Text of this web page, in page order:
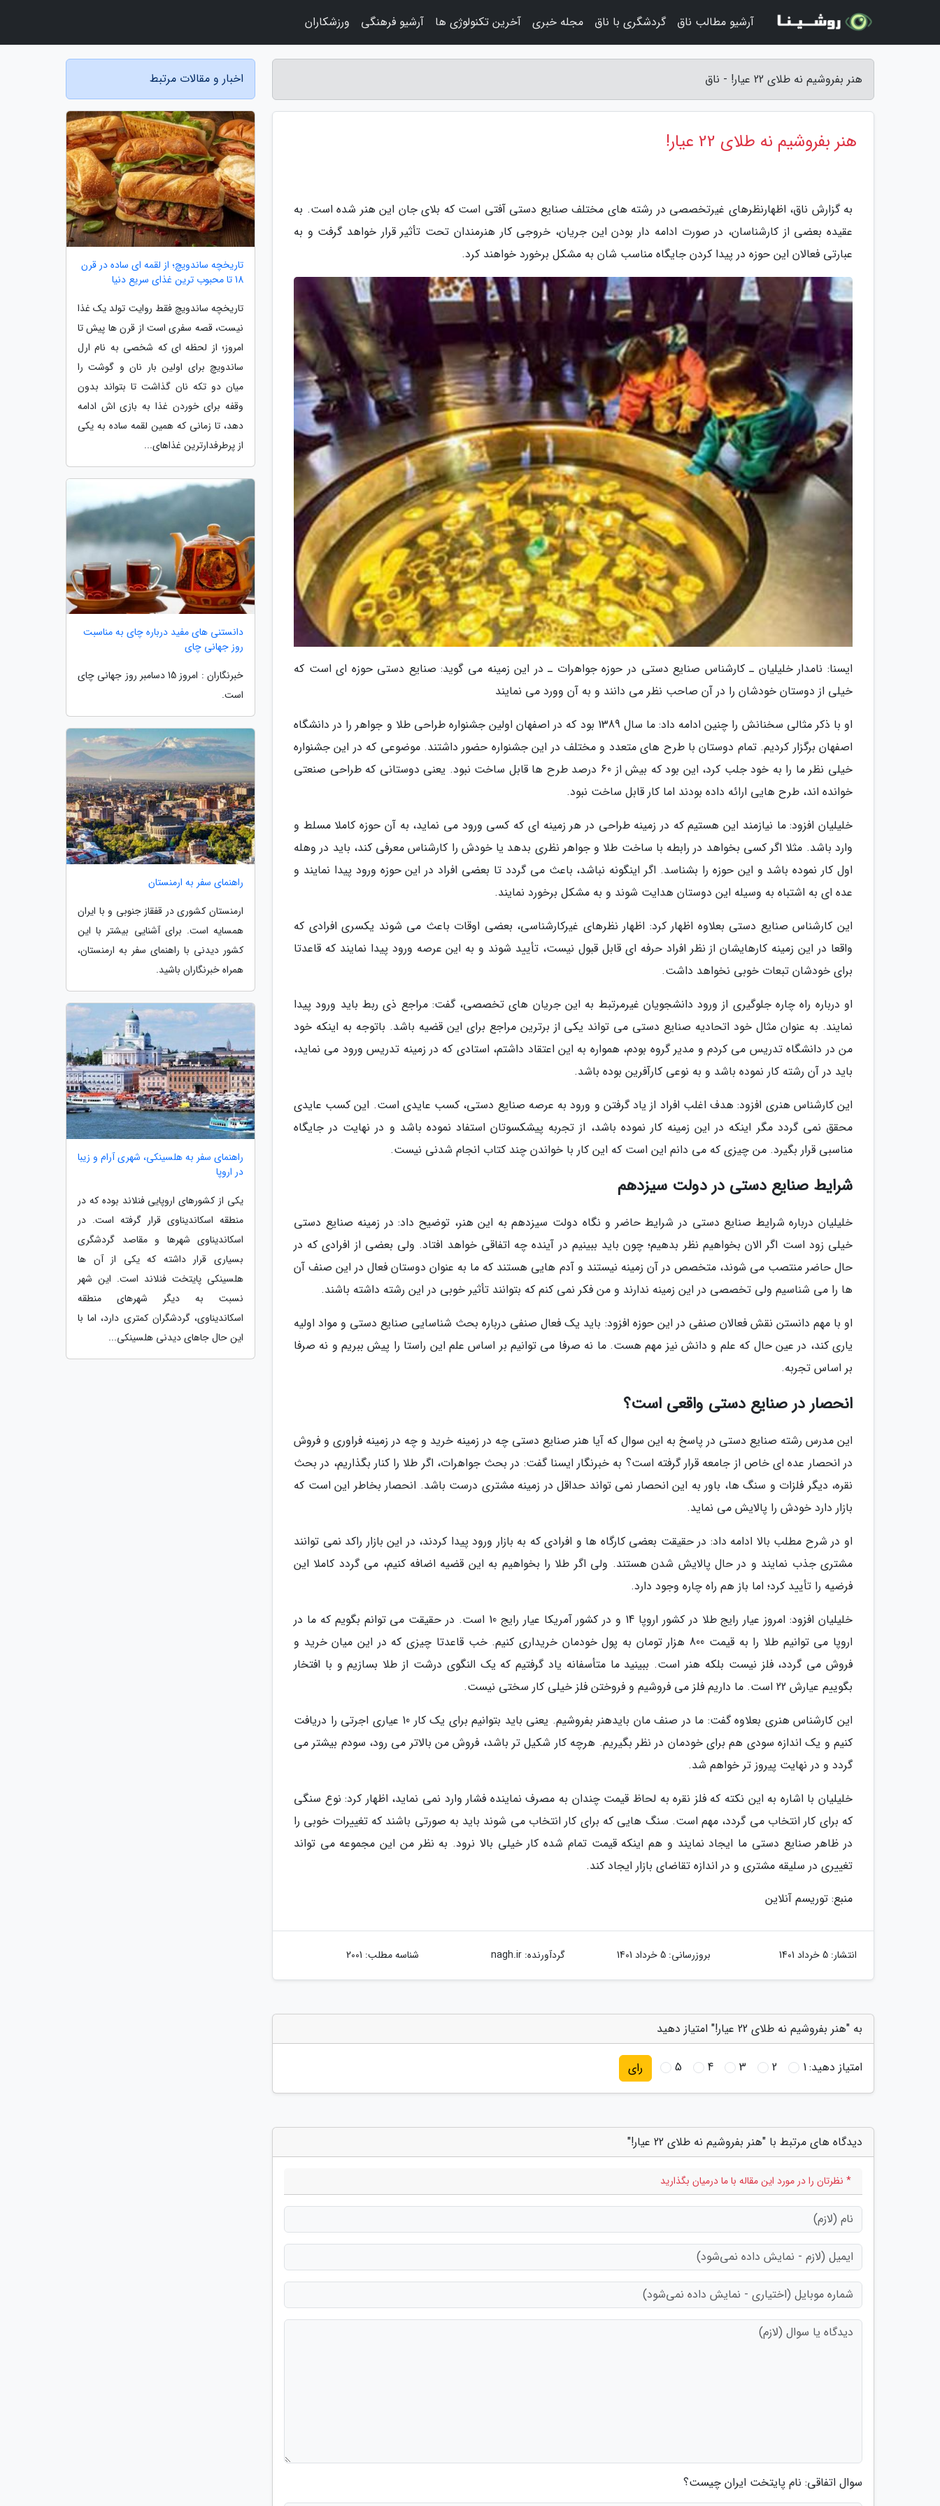
هنر بفروشیم نه طلای 22 عیار! - ناق
هنر بفروشیم نه طلای 22 عیار!
به گزارش ناق، اظهارنظرهای غیرتخصصی در رشته های مختلف صنایع دستی آفتی است که بلای جان این هنر شده است. به
عقیده بعضی از کارشناسان، در صورت ادامه دار بودن این جریان، خروجی کار هنرمندان تحت تأثیر قرار خواهد گرفت و به
عبارتی فعالان این حوزه در پیدا کردن جایگاه مناسب شان به مشکل برخورد خواهند کرد.
ایسنا: نامدار خلیلیان ـ کارشناس صنایع دستی در حوزه جواهرات ـ در این زمینه می گوید: صنایع دستی حوزه ای است که
خیلی از دوستان خودشان را در آن صاحب نظر می دانند و به آن وورد می نمایند
او با ذکر مثالی سخنانش را چنین ادامه داد: ما سال 1389 بود که در اصفهان اولین جشنواره طراحی طلا و جواهر را در دانشگاه
اصفهان برگزار کردیم. تمام دوستان با طرح های متعدد و مختلف در این جشنواره حضور داشتند. موضوعی که در این جشنواره
خیلی نظر ما را به خود جلب کرد، این بود که بیش از 60 درصد طرح ها قابل ساخت نبود. یعنی دوستانی که طراحی صنعتی
خوانده اند، طرح هایی ارائه داده بودند اما کار قابل ساخت نبود.
خلیلیان افزود: ما نیازمند این هستیم که در زمینه طراحی در هر زمینه ای که کسی ورود می نماید، به آن حوزه کاملا مسلط و
وارد باشد. مثلا اگر کسی بخواهد در رابطه با ساخت طلا و جواهر نظری بدهد یا خودش را کارشناس معرفی کند، باید در وهله
اول کار نموده باشد و این حوزه را بشناسد. اگر اینگونه نباشد، باعث می گردد تا بعضی افراد در این حوزه ورود پیدا نمایند و
عده ای به اشتباه به وسیله این دوستان هدایت شوند و به مشکل برخورد نمایند.
این کارشناس صنایع دستی بعلاوه اظهار کرد: اظهار نظرهای غیرکارشناسی، بعضی اوقات باعث می شوند یکسری افرادی که
واقعا در این زمینه کارهایشان از نظر افراد حرفه ای قابل قبول نیست، تأیید شوند و به این عرصه ورود پیدا نمایند که قاعدتا
برای خودشان تبعات خوبی نخواهد داشت.
او درباره راه چاره جلوگیری از ورود دانشجویان غیرمرتبط به این جریان های تخصصی، گفت: مراجع ذی ربط باید ورود پیدا
نمایند. به عنوان مثال خود اتحادیه صنایع دستی می تواند یکی از برترین مراجع برای این قضیه باشد. باتوجه به اینکه خود
من در دانشگاه تدریس می کردم و مدیر گروه بودم، همواره به این اعتقاد داشتم، استادی که در زمینه تدریس ورود می نماید،
باید در آن رشته کار نموده باشد و به نوعی کارآفرین بوده باشد.
این کارشناس هنری افزود: هدف اغلب افراد از یاد گرفتن و ورود به عرصه صنایع دستی، کسب عایدی است. این کسب عایدی
محقق نمی گردد مگر اینکه در این زمینه کار نموده باشد، از تجربه پیشکسوتان استفاد نموده باشد و در نهایت در جایگاه
مناسبی قرار بگیرد. من چیزی که می دانم این است که این کار با خواندن چند کتاب انجام شدنی نیست.
شرایط صنایع دستی در دولت سیزدهم
خلیلیان درباره شرایط صنایع دستی در شرایط حاضر و نگاه دولت سیزدهم به این هنر، توضیح داد: در زمینه صنایع دستی
خیلی زود است اگر الان بخواهیم نظر بدهیم؛ چون باید ببینیم در آینده چه اتفاقی خواهد افتاد. ولی بعضی از افرادی که در
حال حاضر منتصب می شوند، متخصص در آن زمینه نیستند و آدم هایی هستند که ما به عنوان دوستان فعال در این صنف آن
ها را می شناسیم ولی تخصصی در این زمینه ندارند و من فکر نمی کنم که بتوانند تأثیر خوبی در این رشته داشته باشند.
او با مهم دانستن نقش فعالان صنفی در این حوزه افزود: باید یک فعال صنفی درباره بحث شناسایی صنایع دستی و مواد اولیه
یاری کند، در عین حال که علم و دانش نیز مهم هست. ما نه صرفا می توانیم بر اساس علم این راستا را پیش ببریم و نه صرفا
بر اساس تجربه.
انحصار در صنایع دستی واقعی است؟
این مدرس رشته صنایع دستی در پاسخ به این سوال که آیا هنر صنایع دستی چه در زمینه خرید و چه در زمینه فراوری و فروش
در انحصار عده ای خاص از جامعه قرار گرفته است؟ به خبرنگار ایسنا گفت: در بحث جواهرات، اگر طلا را کنار بگذاریم، در بحث
نقره، دیگر فلزات و سنگ ها، باور به این انحصار نمی تواند حداقل در زمینه مشتری درست باشد. انحصار بخاطر این است که
بازار دارد خودش را پالایش می نماید.
او در شرح مطلب بالا ادامه داد: در حقیقت بعضی کارگاه ها و افرادی که به بازار ورود پیدا کردند، در این بازار راکد نمی توانند
مشتری جذب نمایند و در حال پالایش شدن هستند. ولی اگر طلا را بخواهیم به این قضیه اضافه کنیم، می گردد کاملا این
فرضیه را تأیید کرد؛ اما باز هم راه چاره وجود دارد.
خلیلیان افزود: امروز عیار رایج طلا در کشور اروپا 14 و در کشور آمریکا عیار رایج 10 است. در حقیقت می توانم بگویم که ما در
اروپا می توانیم طلا را به قیمت 800 هزار تومان به پول خودمان خریداری کنیم. خب قاعدتا چیزی که در این میان خرید و
فروش می گردد، فلز نیست بلکه هنر است. ببینید ما متأسفانه یاد گرفتیم که یک النگوی درشت از طلا بسازیم و با افتخار
بگوییم عیارش 22 است. ما داریم فلز می فروشیم و فروختن فلز خیلی کار سختی نیست.
این کارشناس هنری بعلاوه گفت: ما در صنف مان بایدهنر بفروشیم. یعنی باید بتوانیم برای یک کار 10 عیاری اجرتی را دریافت
کنیم و یک اندازه سودی هم برای خودمان در نظر بگیریم. هرچه کار شکیل تر باشد، فروش من بالاتر می رود، سودم بیشتر می
گردد و در نهایت پیروز تر خواهم شد.
خلیلیان با اشاره به این نکته که فلز نقره به لحاظ قیمت چندان به مصرف نماینده فشار وارد نمی نماید، اظهار کرد: نوع سنگی
که برای کار انتخاب می گردد، مهم است. سنگ هایی که برای کار انتخاب می شوند باید به صورتی باشند که تغییرات خوبی را
در ظاهر صنایع دستی ما ایجاد نمایند و هم اینکه قیمت تمام شده کار خیلی بالا نرود. به نظر من این مجموعه می تواند
تغییری در سلیقه مشتری و در اندازه تقاضای بازار ایجاد کند.
منبع: توریسم آنلاین
انتشار: 5 خرداد 1401 بروزرسانی: 5 خرداد 1401 گردآورنده:nagh.ir شناسه مطلب: 2001
به "هنر بفروشیم نه طلای 22 عیار!" امتیاز دهید
امتیاز دهید:1
2
3
4
5 رای
دیدگاه های مرتبط با "هنر بفروشیم نه طلای 22 عیار!"
* نظرتان را در مورد این مقاله با ما درمیان بگذارید
سوال اتفاقی: نام پایتخت ایران چیست؟
اخبار و مقالات مرتبط
تاریخچه ساندویچ؛ از لقمه ای ساده در قرن
18 تا محبوب ترین غذای سریع دنیا
تاریخچه ساندویچ فقط روایت تولد یک غذا
نیست، قصه سفری است از قرن ها پیش تا
امروز؛ از لحظه ای که شخصی به نام ارل
ساندویچ برای اولین بار نان و گوشت را
میان دو تکه نان گذاشت تا بتواند بدون
وقفه برای خوردن غذا به بازی اش ادامه
دهد، تا زمانی که همین لقمه ساده به یکی
از پرطرفدارترین غذاهای...
دانستنی های مفید درباره چای به مناسبت
روز جهانی چای
خبرنگاران : امروز 15 دسامبر روز جهانی چای
است.
راهنمای سفر به ارمنستان
ارمنستان کشوری در قفقاز جنوبی و با ایران
همسایه است. برای آشنایی بیشتر با این
کشور دیدنی با راهنمای سفر به ارمنستان،
همراه خبرنگاران باشید.
راهنمای سفر به هلسینکی، شهری آرام و زیبا
در اروپا
یکی از کشورهای اروپایی فنلاند بوده که در
منطقه اسکاندیناوی قرار گرفته است. در
اسکاندیناوی شهرها و مقاصد گردشگری
بسیاری قرار داشته که یکی از آن ها
هلسینکی پایتخت فنلاند است. این شهر
نسبت به دیگر شهرهای منطقه
اسکاندیناوی، گردشگران کمتری دارد، اما با
این حال جاهای دیدنی هلسینکی...
آرشیو مطالب ناق گردشگری با ناق مجله خبری آخرین تکنولوژی ها آرشیو فرهنگی ورزشکاران